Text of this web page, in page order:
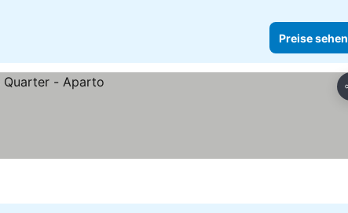
Preise sehen